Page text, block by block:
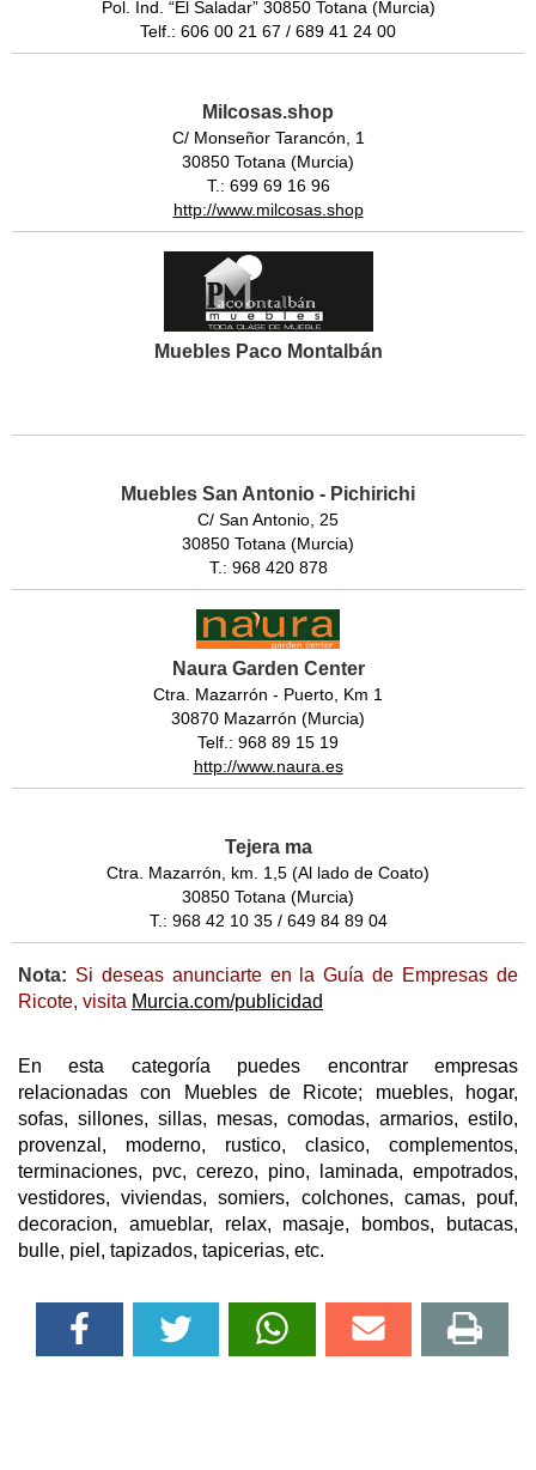
Pol. Ind. “El Saladar” 30850 Totana (Murcia)
Telf.: 606 00 21 67 / 689 41 24 00
Milcosas.shop
C/ Monseñor Tarancón, 1
30850 Totana (Murcia)
T.: 699 69 16 96
http://www.milcosas.shop
Muebles Paco Montalbán
Muebles San Antonio - Pichirichi
C/ San Antonio, 25
30850 Totana (Murcia)
T.: 968 420 878
Naura Garden Center
Ctra. Mazarrón - Puerto, Km 1
30870 Mazarrón (Murcia)
Telf.: 968 89 15 19
http://www.naura.es
Tejera ma
Ctra. Mazarrón, km. 1,5 (Al lado de Coato)
30850 Totana (Murcia)
T.: 968 42 10 35 / 649 84 89 04
Nota: Si deseas anunciarte en la Guía de Empresas de
Ricote, visita Murcia.com/publicidad
En esta categoría puedes encontrar empresas
relacionadas con Muebles de Ricote; muebles, hogar,
sofas, sillones, sillas, mesas, comodas, armarios, estilo,
provenzal, moderno, rustico, clasico, complementos,
terminaciones, pvc, cerezo, pino, laminada, empotrados,
vestidores, viviendas, somiers, colchones, camas, pouf,
decoracion, amueblar, relax, masaje, bombos, butacas,
bulle, piel, tapizados, tapicerias, etc.